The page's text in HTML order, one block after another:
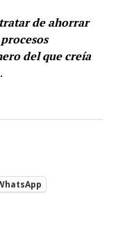
de ahorrar
del que creía